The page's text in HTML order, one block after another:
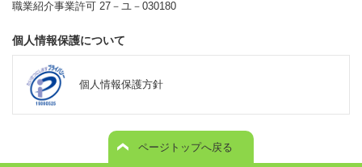
職業紹介事業許可 27－ユ－030180
個人情報保護について
個人情報保護方針
ページトップへ戻る